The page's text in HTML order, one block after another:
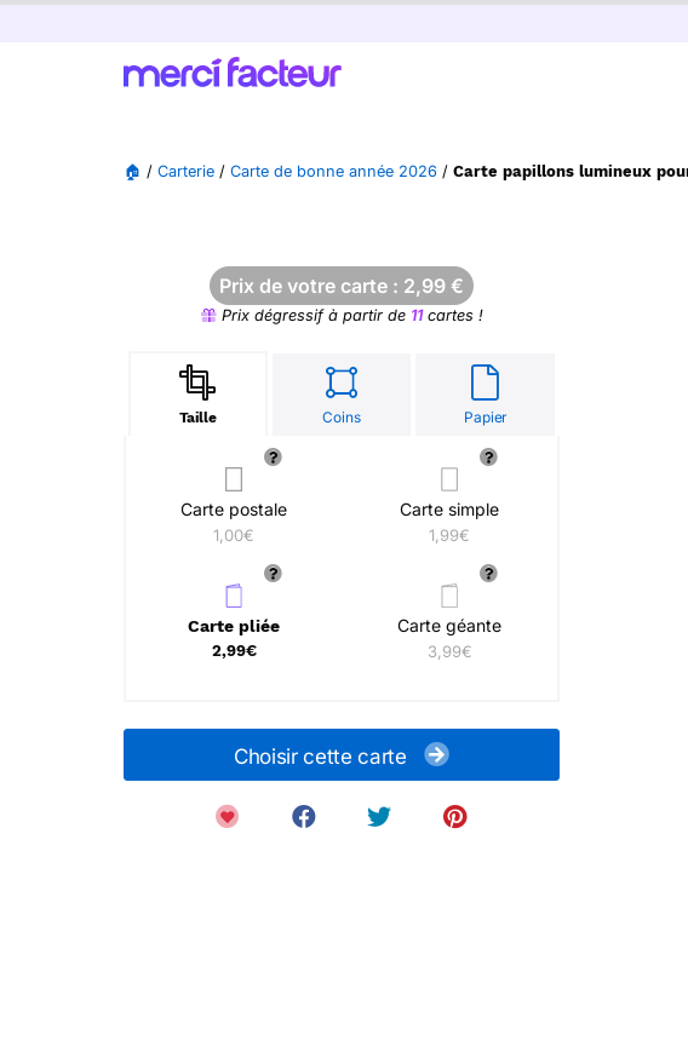
🏠 / Carterie / Carte de bonne année 2026 / Carte papillons lumineux
Prix de votre carte : 2,99 €
Prix dégressif à partir de 11cartes !
Taille Coins Papier
Carte postale
1,00€
Carte simple
1,99€
Carte pliée
2,99€
Carte géante
3,99€
Choisir cette carte